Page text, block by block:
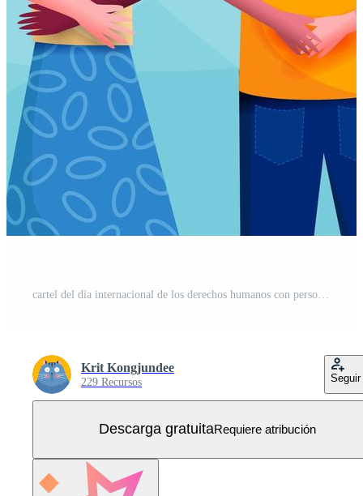
Krit Kongjundee
229 Recursos Seguir
Descarga gratuitaRequiere atribución